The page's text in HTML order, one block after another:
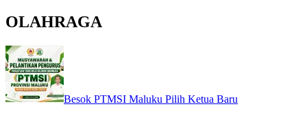
OLAHRAGA
Besok PTMSI Maluku Pilih Ketua Baru